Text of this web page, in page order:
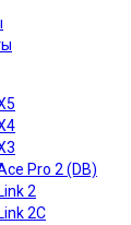
Pro 2 (DB)
2
2C